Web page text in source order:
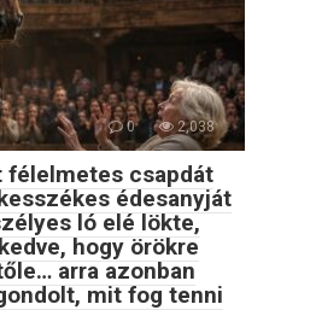
0 2,038
félelmetes csapdát
édesanyját
ló elé lökte,
hogy örökre
arra azonban
mit fog tenni